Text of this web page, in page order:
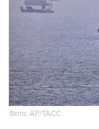
Фото: AP/ТАСС